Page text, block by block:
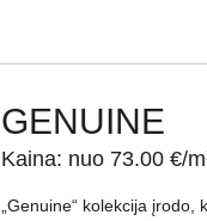
GENUINE
Kaina: nuo 73.00 €/m
„Genuine“ kolekcija